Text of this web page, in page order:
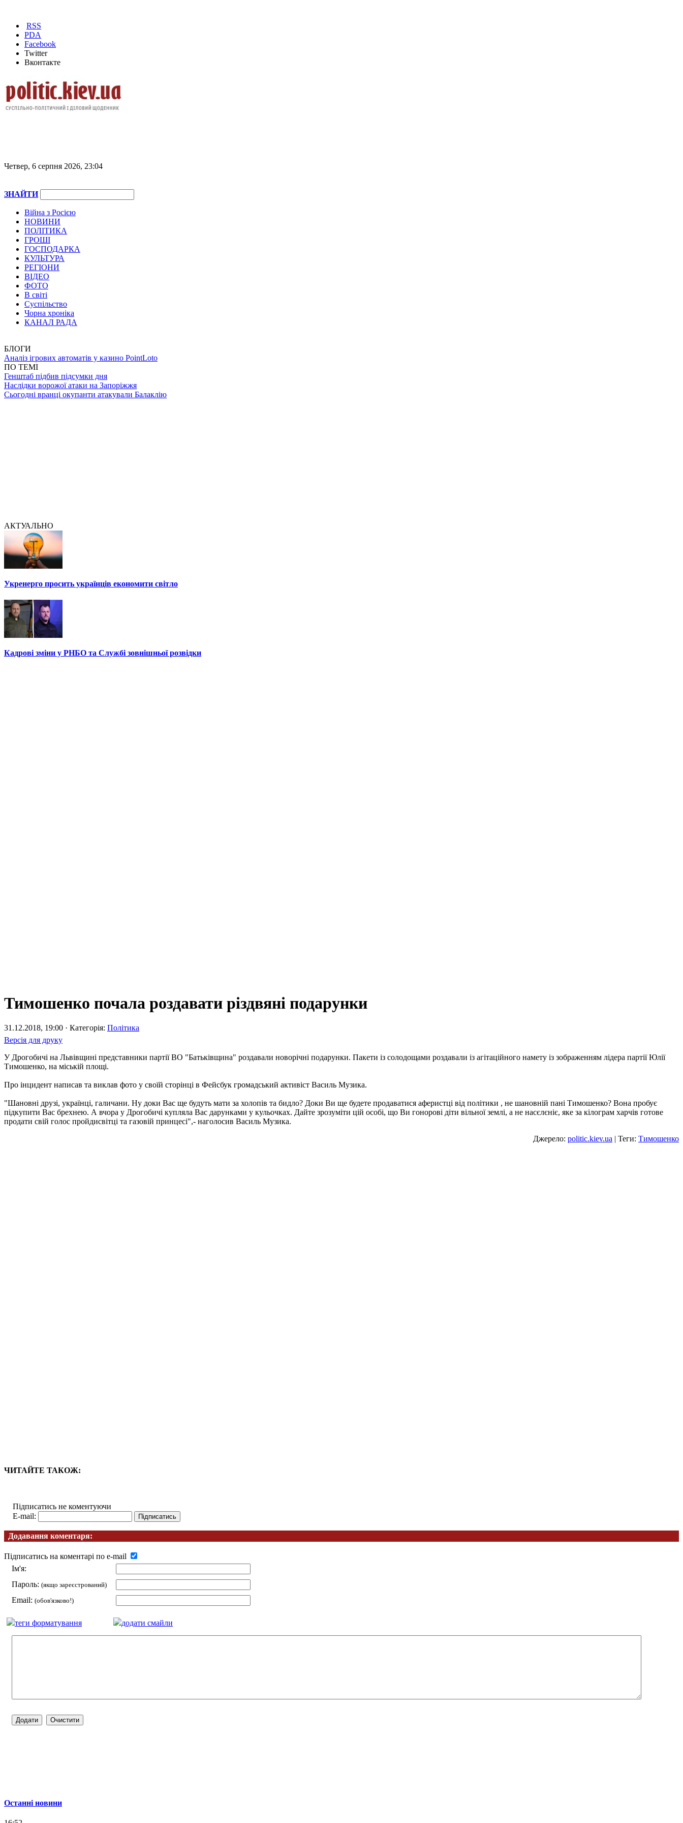
RSS
PDA
Facebook
Twitter
Вконтакте
Четвер, 6 серпня 2026, 23:04
ЗНАЙТИ
Війна з Росією
НОВИНИ
ПОЛІТИКА
ГРОШІ
ГОСПОДАРКА
КУЛЬТУРА
РЕГІОНИ
ВІДЕО
ФОТО
В світі
Суспільство
Чорна хроніка
КАНАЛ РАДА
БЛОГИ
Аналіз ігрових автоматів у казино PointLoto
ПО ТЕМІ
Генштаб підбив підсумки дня
Наслідки ворожої атаки на Запоріжжя
Сьогодні вранці окупанти атакували Балаклію
АКТУАЛЬНО
Укренерго просить українців економити світло
Кадрові зміни у РНБО та Службі зовнішньої розвідки
Тимошенко почала роздавати різдвяні подарунки
31.12.2018, 19:00 · Категорія: Політика
Версія для друку
У Дрогобичі на Львівщині представники партії ВО "Батьківщина" роздавали новорічні подарунки. Пакети із солодощами роздавали із агітаційного намету із зображенням лідера партії Юлії
Тимошенко, на міській площі.
Про інцидент написав та виклав фото у своїй сторінці в Фейсбук громадський активіст Василь Музика.
"Шановні друзі, українці, галичани. Ну доки Вас ще будуть мати за холопів та бидло? Доки Ви ще будете продаватися аферистці від політики , не шановній пані Тимошенко? Вона пробує
підкупити Вас брехнею. А вчора у Дрогобичі купляла Вас дарунками у кульочках. Дайте зрозуміти цій особі, що Ви гонорові діти вільної землі, а не насєлєніє, яке за кілограм харчів готове
продати свій голос пройдисвітці та газовій принцесі",- наголосив Василь Музика.
Джерело: politic.kiev.ua | Теги: Тимошенко
ЧИТАЙТЕ ТАКОЖ:
Підписатись не коментуючи
E-mail:
Додавання коментаря:
Підписатись на коментарі по e-mail
Ім'я:
Пароль: (якщо зареєстрований)
Email: (обов'язково!)
теги форматування додати смайли
Останні новини